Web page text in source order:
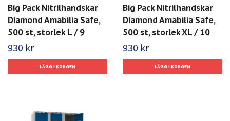
Big Pack Nitrilhandskar
Diamond Amabilia Safe,
500 st, storlek L / 9
930 kr
Big Pack Nitrilhandskar
Diamond Amabilia Safe,
500 st, storlek XL / 10
930 kr